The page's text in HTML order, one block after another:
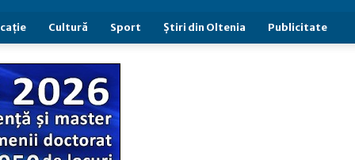
Cultură Sport Știri din Oltenia Publicitate